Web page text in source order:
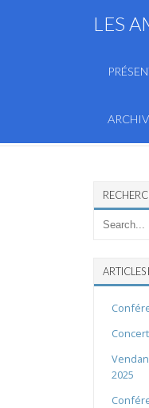
LES
ARTICLES
2025